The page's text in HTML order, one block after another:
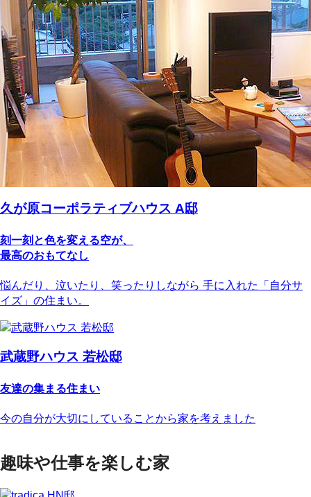
久が原コーポラティブハウス A邸
刻一刻と色を変える空が、
最高のおもてなし
悩んだり、泣いたり、笑ったりしながら 手に入れた「自分サ
イズ」の住まい。
武蔵野ハウス 若松邸
友達の集まる住まい
今の自分が大切にしていることから家を考えました
趣味や仕事を楽しむ家